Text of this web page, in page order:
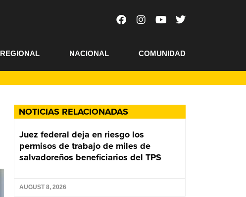
REGIONAL NACIONAL COMUNIDAD
NOTICIAS RELACIONADAS
Juez federal deja en riesgo los
permisos de trabajo de miles de
salvadoreños beneficiarios del TPS
AUGUST 8, 2026